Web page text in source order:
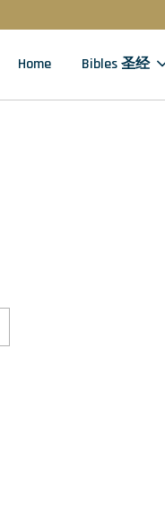
Home Bibles 圣经